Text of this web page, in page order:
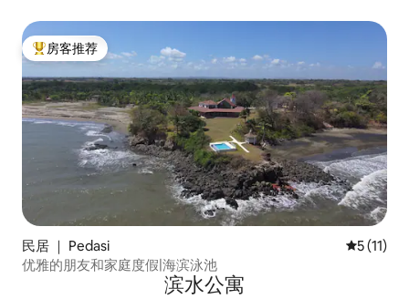
热门「房客推荐」
房客推荐
民居 ｜ Pedasi 平均评分
5 (11)
优雅的朋友和家庭度假|海滨泳池
滨水公寓